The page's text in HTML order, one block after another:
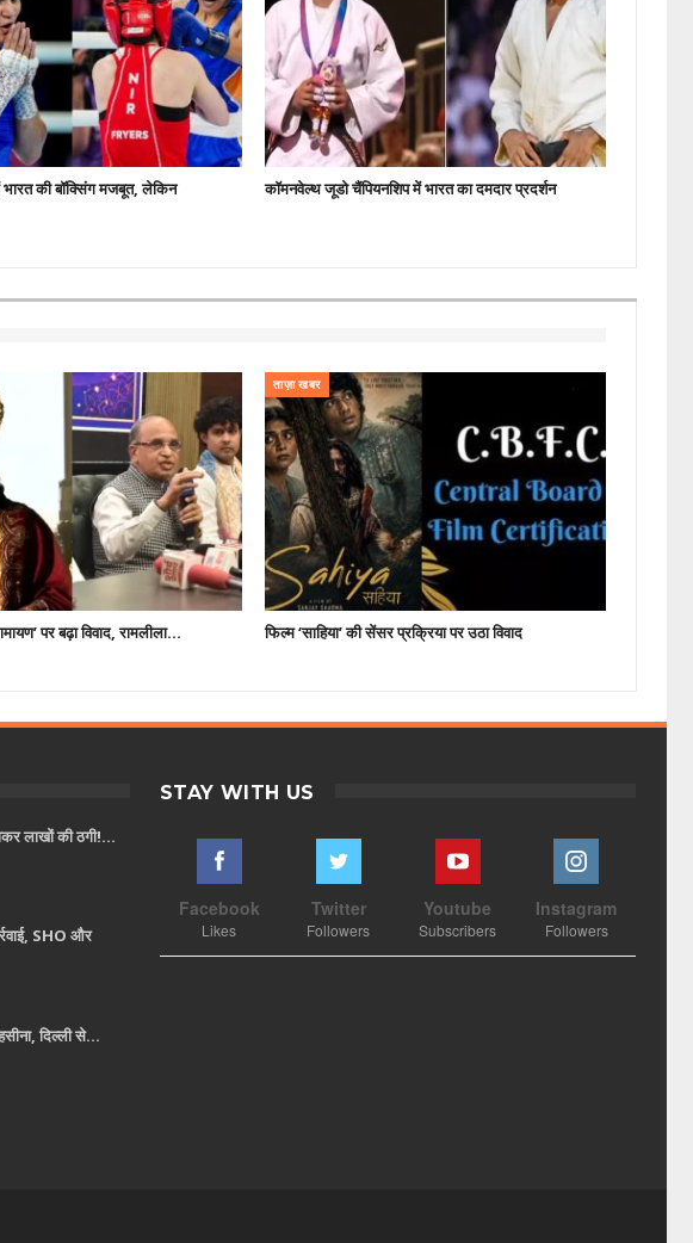
की बॉक्सिंग मजबूत, लेकिन
कॉमनवेल्थ जूडो चैंपियनशिप में भारत का दमदार प्रदर्शन
पर बढ़ा विवाद, रामलीला…
ताज़ा खबर
फिल्म ‘साहिया’ की सेंसर प्रक्रिया पर उठा विवाद
लाखों की ठगी!…
SHO और
दिल्ली से…
STAY WITH US
Facebook
Likes
Twitter
Followers
Youtube
Subscribers
Instagram
Followers